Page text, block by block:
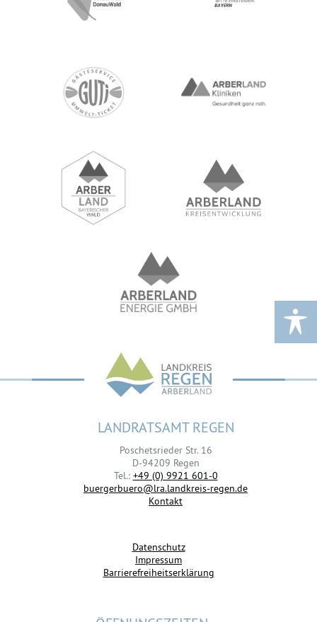
LANDRATSAMT REGEN
Poschetsrieder Str. 16
D-94209 Regen
Tel.: +49 (0) 9921 601-0
buergerbuero@lra.landkreis-regen.de
Kontakt
Datenschutz
Impressum
Barrierefreiheitserklärung